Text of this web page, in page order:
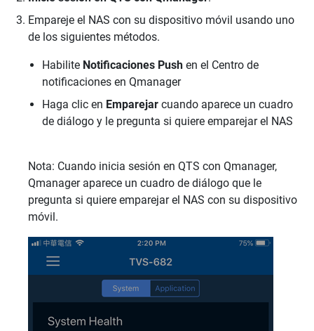
Empareje el NAS con su dispositivo móvil usando uno
de los siguientes métodos.
Habilite Notificaciones Push en el Centro de
notificaciones en Qmanager
Haga clic en Emparejar cuando aparece un cuadro
de diálogo y le pregunta si quiere emparejar el NAS
Nota: Cuando inicia sesión en QTS con Qmanager,
Qmanager aparece un cuadro de diálogo que le
pregunta si quiere emparejar el NAS con su dispositivo
móvil.